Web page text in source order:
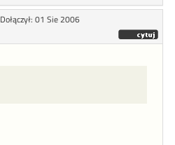
Dołączył: 01 Sie 2006